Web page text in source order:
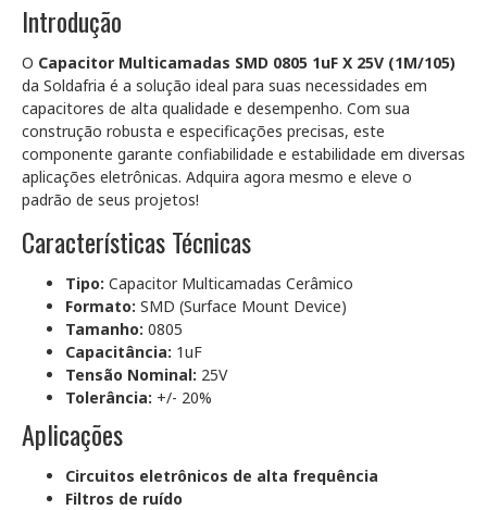
Introdução
O Capacitor Multicamadas SMD 0805 1uF X 25V (1M/105)
da Soldafria é a solução ideal para suas necessidades em
capacitores de alta qualidade e desempenho. Com sua
construção robusta e especificações precisas, este
componente garante confiabilidade e estabilidade em diversas
aplicações eletrônicas. Adquira agora mesmo e eleve o
padrão de seus projetos!
Características Técnicas
Tipo: Capacitor Multicamadas Cerâmico
Formato: SMD (Surface Mount Device)
Tamanho: 0805
Capacitância: 1uF
Tensão Nominal: 25V
Tolerância: +/- 20%
Aplicações
Circuitos eletrônicos de alta frequência
Filtros de ruído